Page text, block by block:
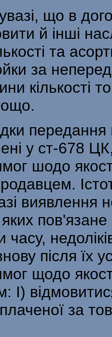
що в
й інші
та
за
кількості
у ст-678
шодо
виявлення
часу,
після їх
щодо
І)
за